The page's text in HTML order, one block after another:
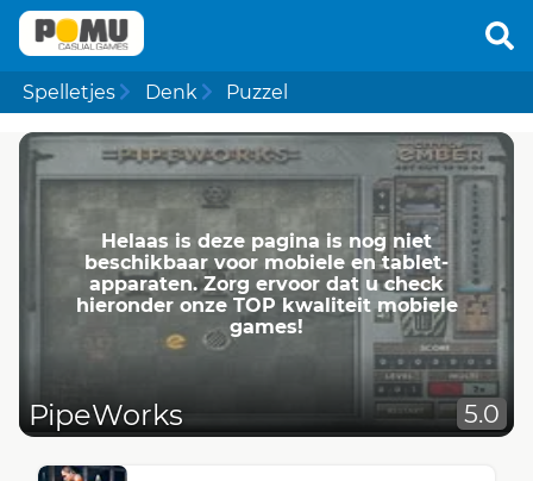
Spelletjes Denk Puzzel
Helaas is deze pagina is nog niet
beschikbaar voor mobiele en tablet-
apparaten. Zorg ervoor dat u check
hieronder onze TOP kwaliteit mobiele
games!
PipeWorks 5.0